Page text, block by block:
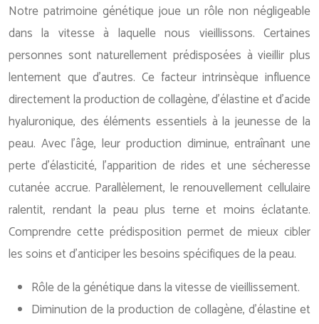
Notre patrimoine génétique joue un rôle non négligeable
dans la vitesse à laquelle nous vieillissons. Certaines
personnes sont naturellement prédisposées à vieillir plus
lentement que d’autres. Ce facteur intrinsèque influence
directement la production de collagène, d’élastine et d’acide
hyaluronique, des éléments essentiels à la jeunesse de la
peau. Avec l’âge, leur production diminue, entraînant une
perte d’élasticité, l’apparition de rides et une sécheresse
cutanée accrue. Parallèlement, le renouvellement cellulaire
ralentit, rendant la peau plus terne et moins éclatante.
Comprendre cette prédisposition permet de mieux cibler
les soins et d’anticiper les besoins spécifiques de la peau.
Rôle de la génétique dans la vitesse de vieillissement.
Diminution de la production de collagène, d’élastine et